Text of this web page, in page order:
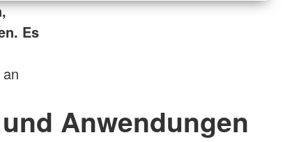
Es
Anwendungen